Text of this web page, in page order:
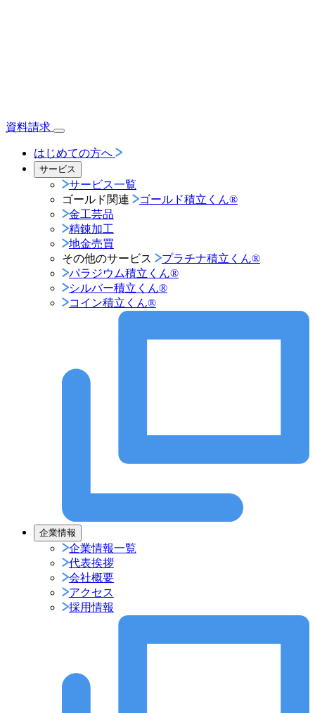
資料請求
はじめての方へ
サービス
サービス一覧
ゴールド関連
ゴールド積立くん®︎
金工芸品
精錬加工
地金売買
その他のサービス
プラチナ積立くん®︎
パラジウム積立くん®︎
シルバー積立くん®︎
コイン積立くん®︎
企業情報
企業情報一覧
代表挨拶
会社概要
アクセス
採用情報